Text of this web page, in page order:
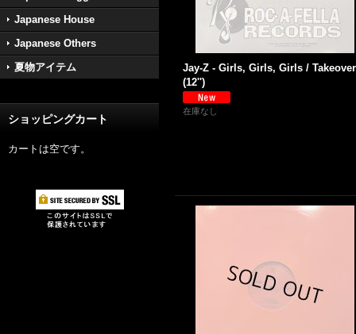
Japanese House
Japanese Others
夏物アイテム
ショッピングカート
カートは空です。
Jay-Z - Girls, Girls, Girls / Takeover
(12'')
在庫なし